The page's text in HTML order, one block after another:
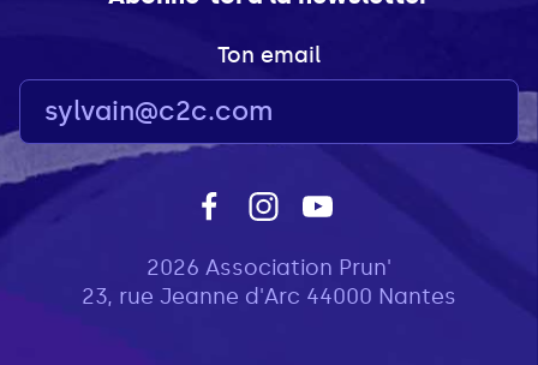
Ton email
2026 Association Prun'
23, rue Jeanne d'Arc 44000 Nantes